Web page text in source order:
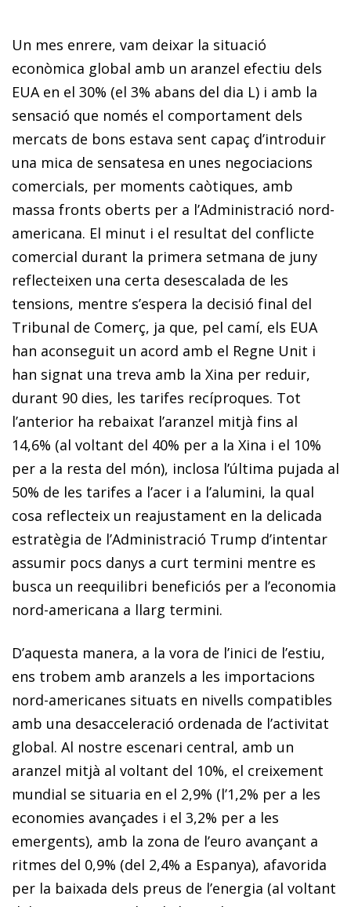
Un mes enrere, vam deixar la situació
econòmica global amb un aranzel efectiu dels
EUA en el 30% (el 3% abans del dia L) i amb la
sensació que només el comportament dels
mercats de bons estava sent capaç d’introduir
una mica de sensatesa en unes negociacions
comercials, per moments caòtiques, amb
massa fronts oberts per a l’Administració nord-
americana. El minut i el resultat del conflicte
comercial durant la primera setmana de juny
reflecteixen una certa desescalada de les
tensions, mentre s’espera la decisió final del
Tribunal de Comerç, ja que, pel camí, els EUA
han aconseguit un acord amb el Regne Unit i
han signat una treva amb la Xina per reduir,
durant 90 dies, les tarifes recíproques. Tot
l’anterior ha rebaixat l’aranzel mitjà fins al
14,6% (al voltant del 40% per a la Xina i el 10%
per a la resta del món), inclosa l’última pujada al
50% de les tarifes a l’acer i a l’alumini, la qual
cosa reflecteix un reajustament en la delicada
estratègia de l’Administració Trump d’intentar
assumir pocs danys a curt termini mentre es
busca un reequilibri beneficiós per a l’economia
nord-americana a llarg termini.
D’aquesta manera, a la vora de l’inici de l’estiu,
ens trobem amb aranzels a les importacions
nord-americanes situats en nivells compatibles
amb una desacceleració ordenada de l’activitat
global. Al nostre escenari central, amb un
aranzel mitjà al voltant del 10%, el creixement
mundial se situaria en el 2,9% (l’1,2% per a les
economies avançades i el 3,2% per a les
emergents), amb la zona de l’euro avançant a
ritmes del 0,9% (del 2,4% a Espanya), afavorida
per la baixada dels preus de l’energia (al voltant